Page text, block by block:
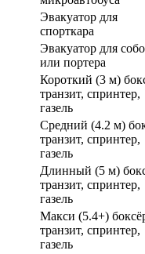
Эвакуатор для
спорткара
Эвакуатор для
или портера
Короткий (3 м)
транзит, спринтер,
газель
Средний (4.2 м)
транзит, спринтер,
газель
Длинный (5 м)
транзит, спринтер,
газель
Макси (5.4+)
транзит, спринтер,
газель